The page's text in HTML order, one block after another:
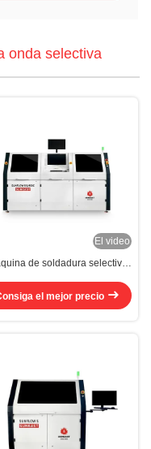
onda selectiva
El video
de soldadura selectiva
electromagnéticas dobles
el mejor precio